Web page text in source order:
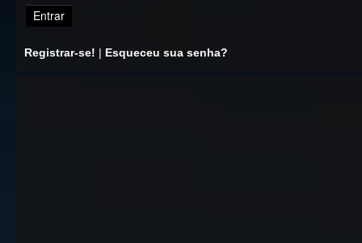
Entrar
Registrar-se! | Esqueceu sua senha?